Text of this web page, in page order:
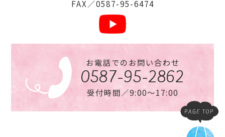
FAX／0587-95-6474
お電話でのお問い合わせ
0587-95-2862
受付時間／9:00〜17:00